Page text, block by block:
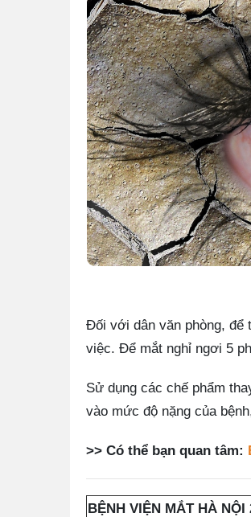
Đối với dân văn phòng, để
việc. Để mắt nghỉ ngơi 5
Sử dụng các chế phẩm
vào mức độ nặng của
>> Có thể bạn quan tâm:
BỆNH VIỆN MẮT HÀ